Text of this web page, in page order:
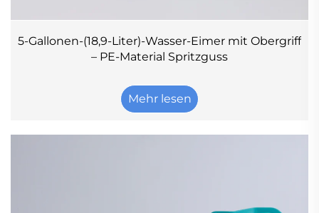
5-Gallonen-(18,9-Liter)-Wasser-Eimer mit Obergriff
– PE-Material Spritzguss
Mehr lesen